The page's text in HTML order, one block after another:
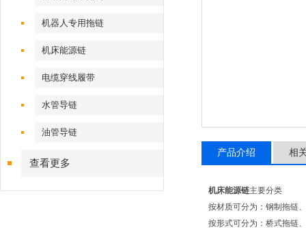
机器人专用拖链
机床能源链
电缆穿线履带
水管导链
油管导链
查看更多
产品介绍 相
机床能源链主要分类
按材质可分为：钢制拖链
按形式可分为：桥式拖链